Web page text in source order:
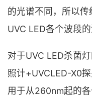
的光谱不同，所以
UVC LED各个波段的
对于UVC LED杀菌
照计+UVCLED-X0
用于从260nm起的各